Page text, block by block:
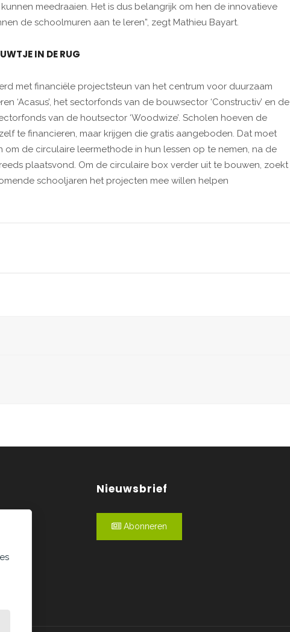
meedraaien. Het is dus belangrijk om hen de innovatieve
de schoolmuren aan te leren”, zegt Mathieu Bayart.
IN DE RUG
met financiële projectsteun van het centrum voor duurzaam
‘Acasus’, het sectorfonds van de bouwsector ‘Constructiv’ en de
van de houtsector ‘Woodwize’. Scholen hoeven de
te financieren, maar krijgen die gratis aangeboden. Dat moet
om de circulaire leermethode in hun lessen op te nemen, na de
plaatsvond. Om de circulaire box verder uit te bouwen, zoekt
schooljaren het projecten mee willen helpen
Nieuwsbrief
Abonneren